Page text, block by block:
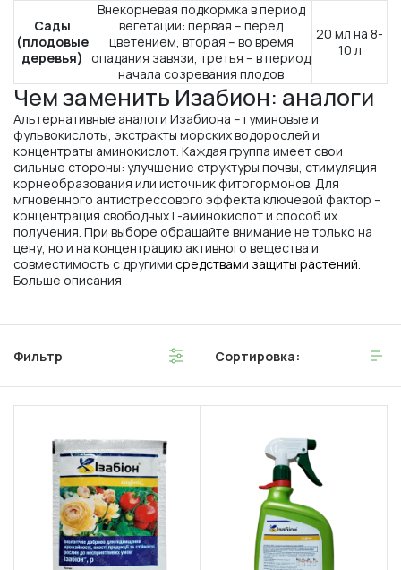
Сады
(плодовые
деревья)
Внекорневая подкормка в период
вегетации: первая – перед
цветением, вторая – во время
опадания завязи, третья – в период
начала созревания плодов
20 мл на 8-
10 л
Чем заменить Изабион: аналоги
Альтернативные аналоги Изабиона – гуминовые и
фульвокислоты, экстракты морских водорослей и
концентраты аминокислот. Каждая группа имеет свои
сильные стороны: улучшение структуры почвы, стимуляция
корнеобразования или источник фитогормонов. Для
мгновенного антистрессового эффекта ключевой фактор –
концентрация свободных L-аминокислот и способ их
получения. При выборе обращайте внимание не только на
цену, но и на концентрацию активного вещества и
совместимость с другими средствами защиты растений.
Больше описания
Фильтр Сортировка: